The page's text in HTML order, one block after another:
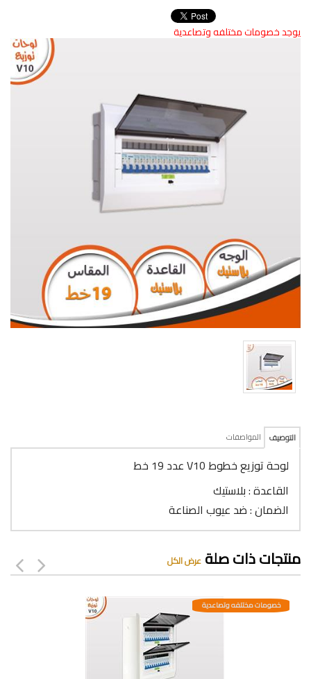
يوجد خصومات مختلفه وتصاعدية
التوصيف المواصفات
لوحة توزيع خطوط V10 عدد 19 خط
القاعدة : بلاستيك
الضمان : ضد عيوب الصناعة
منتجات ذات صلة عرض الكل
خصومات مختلفه وتصاعدية